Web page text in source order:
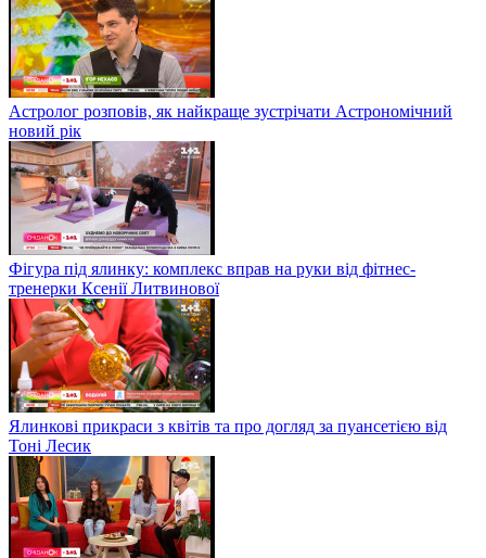
Астролог розповів, як найкраще зустрічати Астрономічний
новий рік
Фігура під ялинку: комплекс вправ на руки від фітнес-
тренерки Ксенії Литвинової
Ялинкові прикраси з квітів та про догляд за пуансетією від
Тоні Лесик